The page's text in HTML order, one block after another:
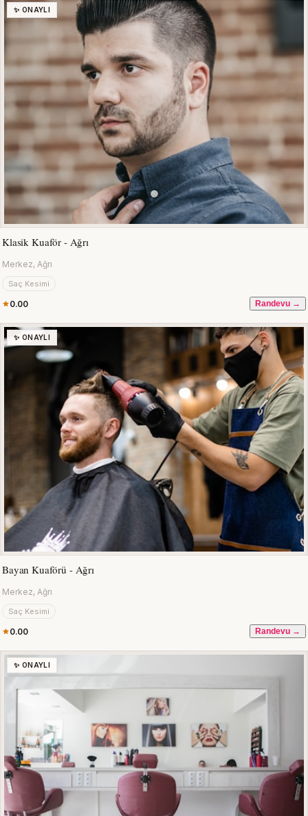
✨ ONAYLI
Klasik Kuaför - Ağrı
Merkez, Ağrı
Saç Kesimi
0.00 Randevu →
✨ ONAYLI
Bayan Kuaförü - Ağrı
Merkez, Ağrı
Saç Kesimi
0.00 Randevu →
✨ ONAYLI